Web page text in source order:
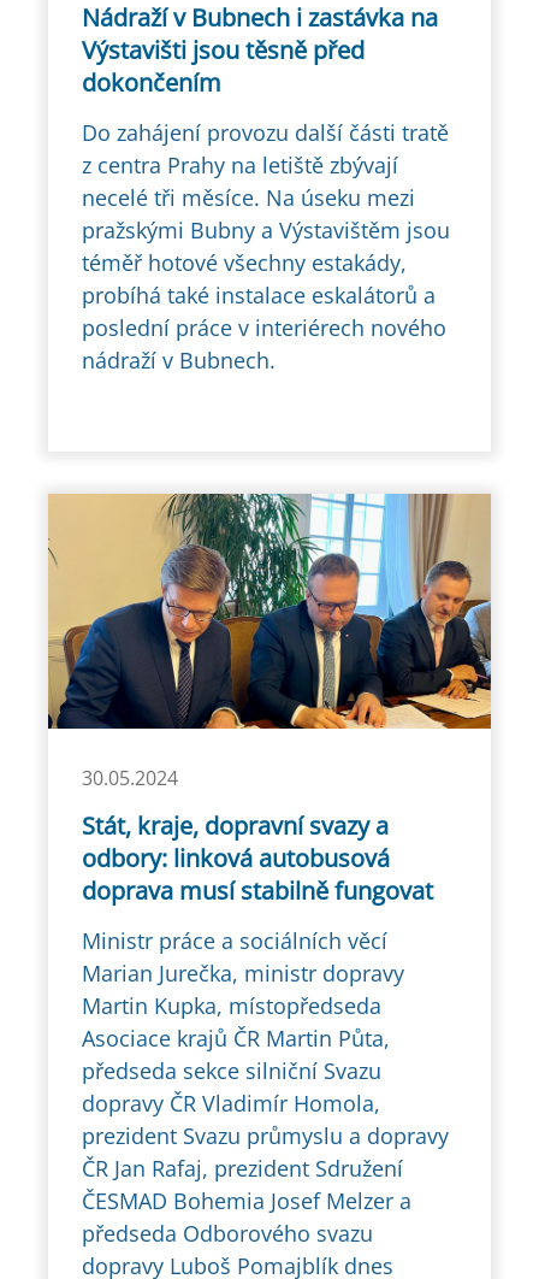
Nádraží v Bubnech i zastávka na
Výstavišti jsou těsně před
dokončením
Do zahájení provozu další části tratě
z centra Prahy na letiště zbývají
necelé tři měsíce. Na úseku mezi
pražskými Bubny a Výstavištěm jsou
téměř hotové všechny estakády,
probíhá také instalace eskalátorů a
poslední práce v interiérech nového
nádraží v Bubnech.
30.05.2024
Stát, kraje, dopravní svazy a
odbory: linková autobusová
doprava musí stabilně fungovat
Ministr práce a sociálních věcí
Marian Jurečka, ministr dopravy
Martin Kupka, místopředseda
Asociace krajů ČR Martin Půta,
předseda sekce silniční Svazu
dopravy ČR Vladimír Homola,
prezident Svazu průmyslu a dopravy
ČR Jan Rafaj, prezident Sdružení
ČESMAD Bohemia Josef Melzer a
předseda Odborového svazu
dopravy Luboš Pomajblík dnes